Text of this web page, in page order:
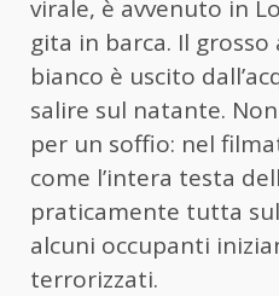
virale, è avvenuto in
gita in barca. Il
bianco è uscito
salire sul natante.
per un soffio: nel
come l’intera testa
praticamente tutta
alcuni occupanti
terrorizzati.